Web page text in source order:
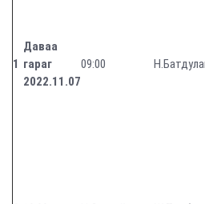
1
Даваа
гараг
2022.11.07
09:00